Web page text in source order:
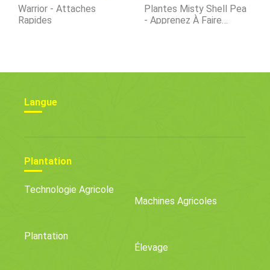
Warrior - Attaches
Rapides
Plantes Misty Shell Pea
- Apprenez À Faire
Langue
Plantation
Technologie Agricole
Machines Agricoles
Plantation
Élevage